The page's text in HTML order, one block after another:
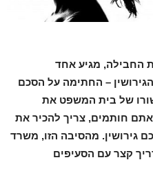
החבילה, מגיע אחד
– החתימה על הסכם
של בית המשפט את
חותמים, צריך להכיר את
גירושין. מהסיבה הזו, משרד
קצר עם הסעיפים